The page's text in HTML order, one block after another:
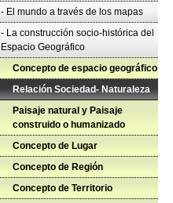
- El mundo a través de los mapas
- La construcción socio-histórica del
Espacio Geográfico
Concepto de espacio geográfico
Relación Sociedad- Naturaleza
Paisaje natural y Paisaje
construido o humanizado
Concepto de Lugar
Concepto de Región
Concepto de Territorio